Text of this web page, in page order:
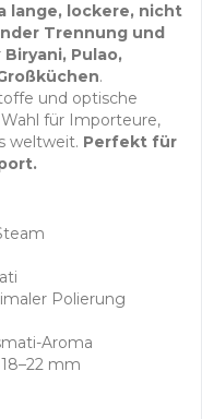
lange, lockere, nicht
Trennung und
Biryani, Pulao,
.
und optische
für Importeure,
weltweit. Perfekt für
Polierung
Aroma
18–22 mm